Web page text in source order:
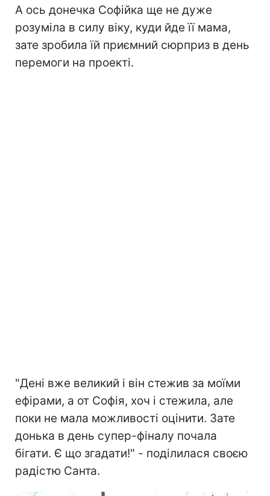
А ось донечка Софійка ще не дуже
розуміла в силу віку, куди йде її мама,
зате зробила їй приємний сюрприз в день
перемоги на проекті.
"Дені вже великий і він стежив за моїми
ефірами, а от Софія, хоч і стежила, але
поки не мала можливості оцінити. Зате
донька в день супер-фіналу почала
бігати. Є що згадати!" - поділилася своєю
радістю Санта.